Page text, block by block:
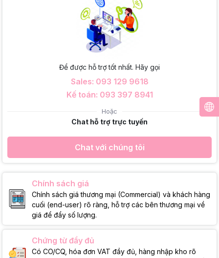
Để được hỗ trợ tốt nhất. Hãy gọi
Sales: 093 129 9618
Kế toán: 093 397 8941
Hoặc
Chat hỗ trợ trực tuyến
Chat với chúng tôi
Chính sách giá
Chính sách giá thương mại (Commercial) và khách hàng
cuối (end-user) rõ ràng, hỗ trợ các bên thương mại về
giá để đẩy số lượng.
Chứng từ đầy đủ
Có CO/CQ, hóa đơn VAT đầy đủ, hàng nhập kho rõ